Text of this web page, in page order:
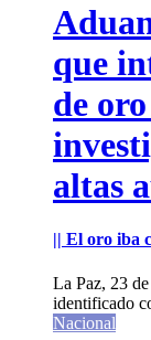
que
de
altas
|| El oro iba
La Paz, 23
identificado
Nacional